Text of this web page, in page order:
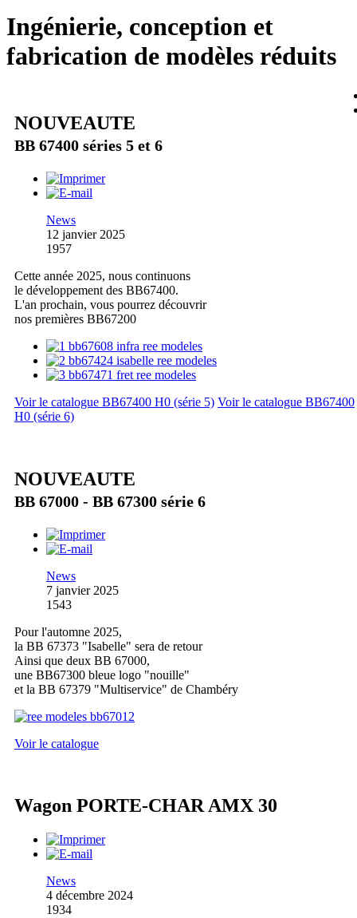
Ingénierie, conception et
fabrication de modèles réduits
NOUVEAUTE
BB 67400 séries 5 et 6
News
12 janvier 2025
1957
Cette année 2025, nous continuons
le développement des BB67400.
L'an prochain, vous pourrez découvrir
nos premières BB67200
Voir le catalogue BB67400 H0 (série 5) Voir le catalogue BB67400
H0 (série 6)
NOUVEAUTE
BB 67000 - BB 67300 série 6
News
7 janvier 2025
1543
Pour l'automne 2025,
la BB 67373 "Isabelle" sera de retour
Ainsi que deux BB 67000,
une BB67300 bleue logo "nouille"
et la BB 67379 "Multiservice" de Chambéry
Voir le catalogue
Wagon PORTE-CHAR AMX 30
News
4 décembre 2024
1934